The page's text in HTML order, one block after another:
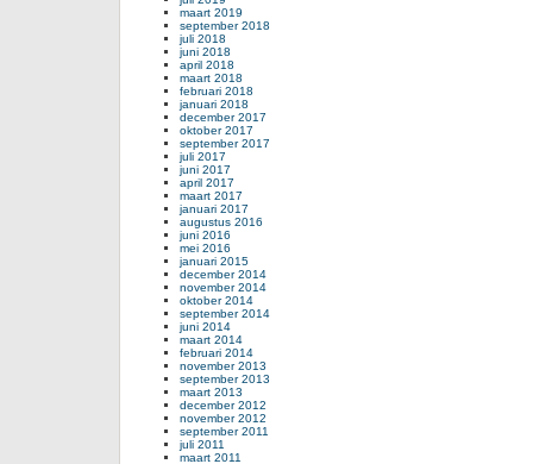
maart 2019
september 2018
juli 2018
juni 2018
april 2018
maart 2018
februari 2018
januari 2018
december 2017
oktober 2017
september 2017
juli 2017
juni 2017
april 2017
maart 2017
januari 2017
augustus 2016
juni 2016
mei 2016
januari 2015
december 2014
november 2014
oktober 2014
september 2014
juni 2014
maart 2014
februari 2014
november 2013
september 2013
maart 2013
december 2012
november 2012
september 2011
juli 2011
maart 2011